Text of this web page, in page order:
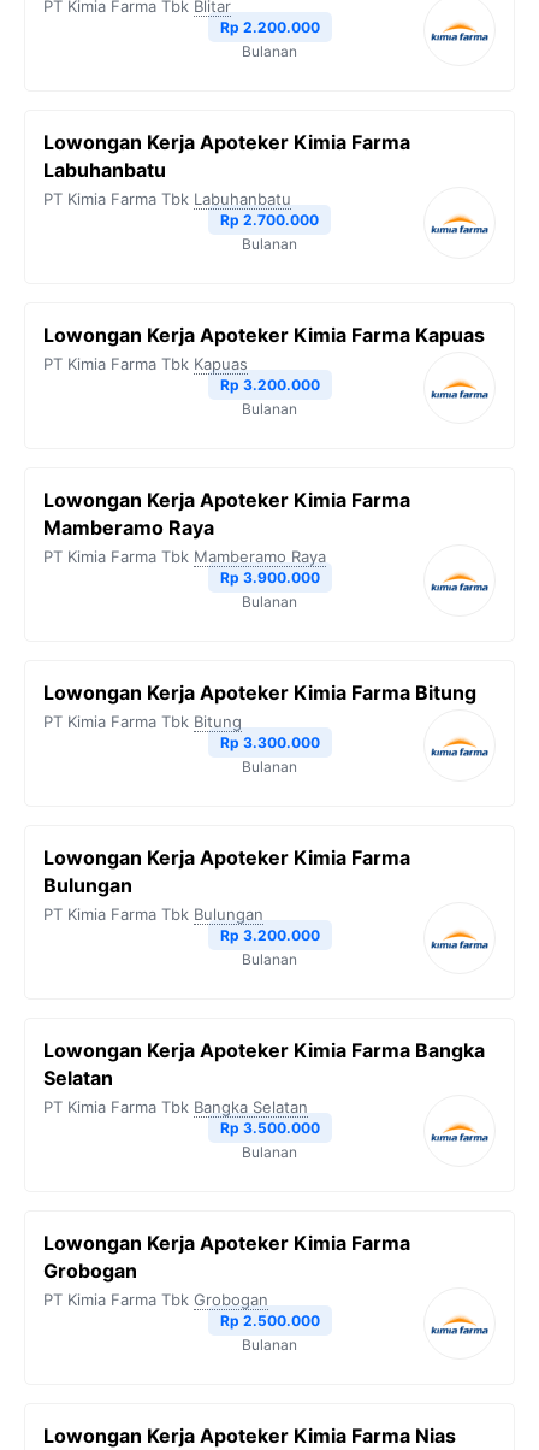
p
n
k
PT Kimia Farma Tbk Blitar
Rp 2.200.000
Bulanan
Lowongan Kerja Apoteker Kimia Farma
Labuhanbatu
PT Kimia Farma Tbk Labuhanbatu
Rp 2.700.000
Bulanan
Lowongan Kerja Apoteker Kimia Farma Kapuas
PT Kimia Farma Tbk Kapuas
Rp 3.200.000
Bulanan
Lowongan Kerja Apoteker Kimia Farma
Mamberamo Raya
PT Kimia Farma Tbk Mamberamo Raya
Rp 3.900.000
Bulanan
Lowongan Kerja Apoteker Kimia Farma Bitung
PT Kimia Farma Tbk Bitung
Rp 3.300.000
Bulanan
Lowongan Kerja Apoteker Kimia Farma
Bulungan
PT Kimia Farma Tbk Bulungan
Rp 3.200.000
Bulanan
Lowongan Kerja Apoteker Kimia Farma Bangka
Selatan
PT Kimia Farma Tbk Bangka Selatan
Rp 3.500.000
Bulanan
Lowongan Kerja Apoteker Kimia Farma
Grobogan
PT Kimia Farma Tbk Grobogan
Rp 2.500.000
Bulanan
Lowongan Kerja Apoteker Kimia Farma Nias